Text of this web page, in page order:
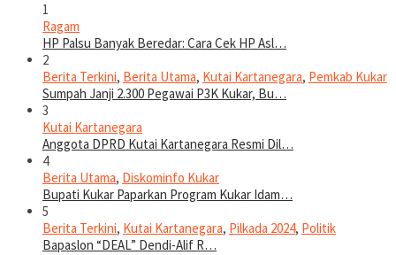
1
Ragam
HP Palsu Banyak Beredar: Cara Cek HP Asl…
2
Berita Terkini, Berita Utama, Kutai Kartanegara, Pemkab Kukar
Sumpah Janji 2.300 Pegawai P3K Kukar, Bu…
3
Kutai Kartanegara
Anggota DPRD Kutai Kartanegara Resmi Dil…
4
Berita Utama, Diskominfo Kukar
Bupati Kukar Paparkan Program Kukar Idam…
5
Berita Terkini, Kutai Kartanegara, Pilkada 2024, Politik
Bapaslon “DEAL” Dendi-Alif R…